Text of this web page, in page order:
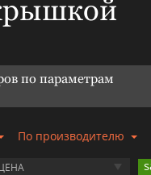
по параметрам
По производителю